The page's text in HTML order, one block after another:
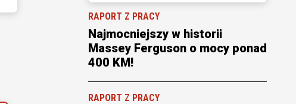
RAPORT Z PRACY
Najmocniejszy w historii
Massey Ferguson o mocy ponad
400 KM!
RAPORT Z PRACY